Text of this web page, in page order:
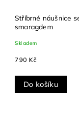
Stříbrné náušnice
smaragdem
Skladem
790 Kč
Do košíku